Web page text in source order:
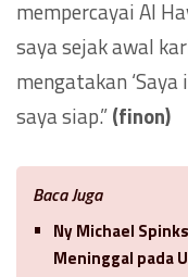
mempercayai Al
saya sejak awal
mengatakan
saya siap.”(finon)
Baca Juga
Ny Michael
Meninggal pada